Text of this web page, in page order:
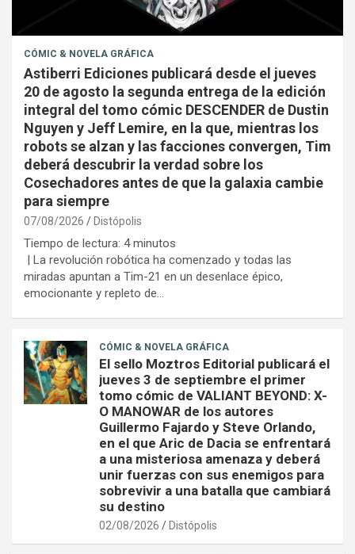
CÓMIC & NOVELA GRÁFICA
Astiberri Ediciones publicará desde el jueves
20 de agosto la segunda entrega de la edición
integral del tomo cómic DESCENDER de Dustin
Nguyen y Jeff Lemire, en la que, mientras los
robots se alzan y las facciones convergen, Tim
deberá descubrir la verdad sobre los
Cosechadores antes de que la galaxia cambie
para siempre
07/08/2026 Distópolis
Tiempo de lectura: 4 minutos
| La revolución robótica ha comenzado y todas las
miradas apuntan a Tim-21 en un desenlace épico,
emocionante y repleto de…
CÓMIC & NOVELA GRÁFICA
El sello Moztros Editorial publicará el
jueves 3 de septiembre el primer
tomo cómic de VALIANT BEYOND: X-
O MANOWAR de los autores
Guillermo Fajardo y Steve Orlando,
en el que Aric de Dacia se enfrentará
a una misteriosa amenaza y deberá
unir fuerzas con sus enemigos para
sobrevivir a una batalla que cambiará
su destino
02/08/2026 Distópolis